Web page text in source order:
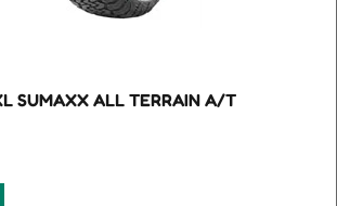
SUMAXX ALL TERRAIN A/T